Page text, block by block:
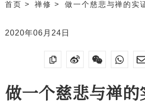
首页 禅修 做一个慈悲与禅的实
2020年06月24日
做一个慈悲与禅